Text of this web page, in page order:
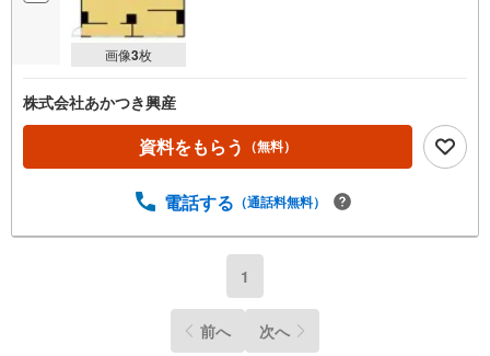
画像3枚
株式会社あかつき興産
資料をもらう （無料）
電話する （通話料無料）
1
前へ 次へ